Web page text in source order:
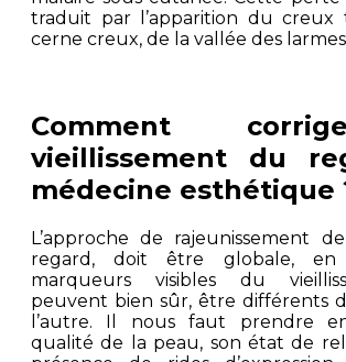
traduit par l’apparition du creux
cerne creux, de la vallée des
Comment
vieillissement du
médecine esthétique
L’approche de rajeunissement
regard, doit être globale, en
marqueurs visibles du
peuvent bien sûr, être différents
l’autre. Il nous faut prendre
qualité de la peau, son état de